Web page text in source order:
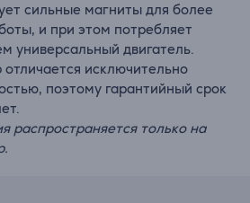
сильные магниты для более
и при этом потребляет
универсальный двигатель.
исключительно
поэтому гарантийный срок
распространяется только на